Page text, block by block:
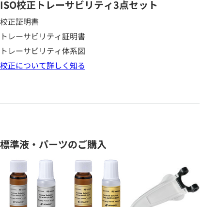
ISO校正 トレーサビリティ3点セット
校正証明書
トレーサビリティ証明書
トレーサビリティ体系図
校正について詳しく知る
標準液・パーツのご購入